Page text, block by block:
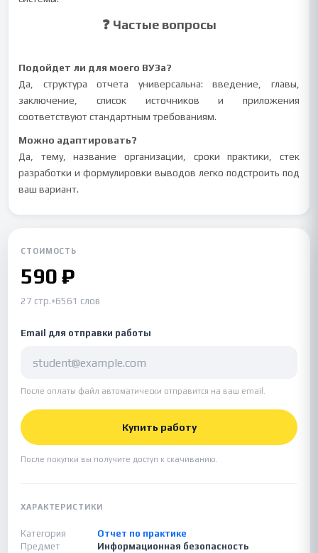
❓ Частые вопросы
Подойдет ли для моего ВУЗа?
Да, структура отчета универсальна: введение, главы,
заключение, список источников и приложения
соответствуют стандартным требованиям.
Можно адаптировать?
Да, тему, название организации, сроки практики, стек
разработки и формулировки выводов легко подстроить под
ваш вариант.
СТОИМОСТЬ
590 ₽
27 стр.•6561 слов
Email для отправки работы
После оплаты файл автоматически отправится на ваш email.
Купить работу
После покупки вы получите доступ к скачиванию.
ХАРАКТЕРИСТИКИ
Категория
Отчет по практике
Предмет
Информационная безопасность